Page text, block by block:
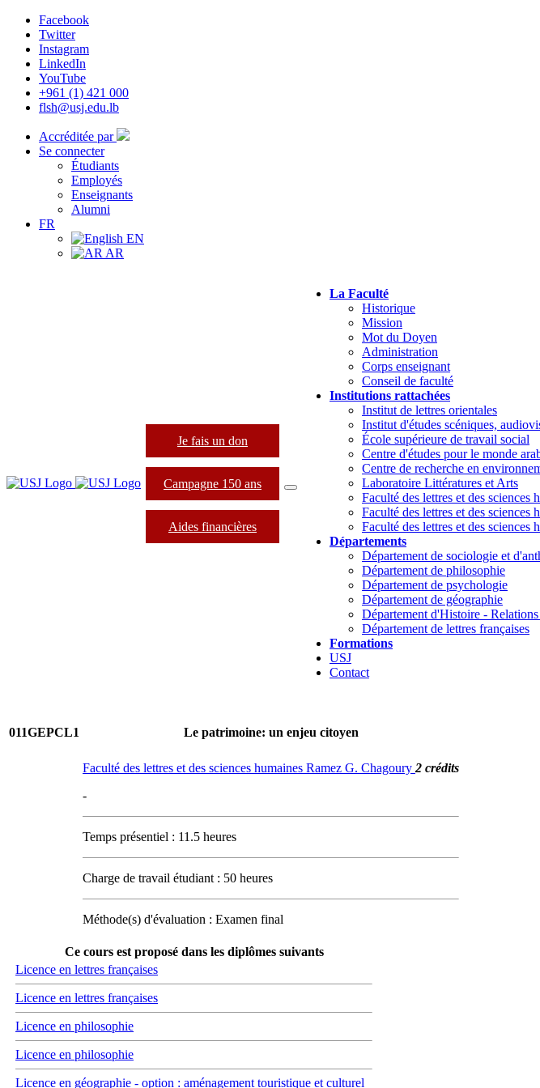
Facebook
Twitter
Instagram
LinkedIn
YouTube
+961 (1) 421 000
flsh@usj.edu.lb
Accréditée par
Se connecter
Étudiants
Employés
Enseignants
Alumni
FR
EN
AR
Je fais un don
Campagne 150 ans
Aides financières
La Faculté
Historique
Mission
Mot du Doyen
Administration
Corps enseignant
Conseil de faculté
Institutions rattachées
Institut de lettres orientales
Institut d'études scéniques,
École supérieure de travail social
Centre d'études pour le monde
Centre de recherche en
Laboratoire Littératures et Arts
Faculté des lettres et des
Faculté des lettres et des
Faculté des lettres et des
Départements
Département de sociologie et
Département de philosophie
Département de psychologie
Département de géographie
Département d'Histoire -
Département de lettres françaises
Formations
USJ
Contact
011GEPCL1 Le patrimoine: un enjeu citoyen
Faculté des lettres et des sciences humaines Ramez G. Chagoury 2 crédits
-
Temps présentiel : 11.5 heures
Charge de travail étudiant : 50 heures
Méthode(s) d'évaluation : Examen final
Ce cours est proposé dans les diplômes suivants
Licence en lettres françaises
Licence en lettres françaises
Licence en philosophie
Licence en philosophie
Licence en géographie - option : aménagement touristique et culturel